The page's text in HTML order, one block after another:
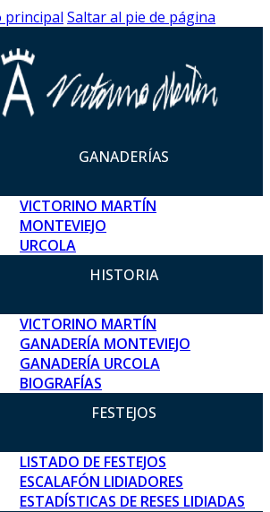
principal Saltar al pie de página
GANADERÍAS
VICTORINO MARTÍN
MONTEVIEJO
URCOLA
HISTORIA
VICTORINO MARTÍN
GANADERÍA MONTEVIEJO
GANADERÍA URCOLA
BIOGRAFÍAS
FESTEJOS
LISTADO DE FESTEJOS
ESCALAFÓN LIDIADORES
ESTADÍSTICAS DE RESES LIDIADAS